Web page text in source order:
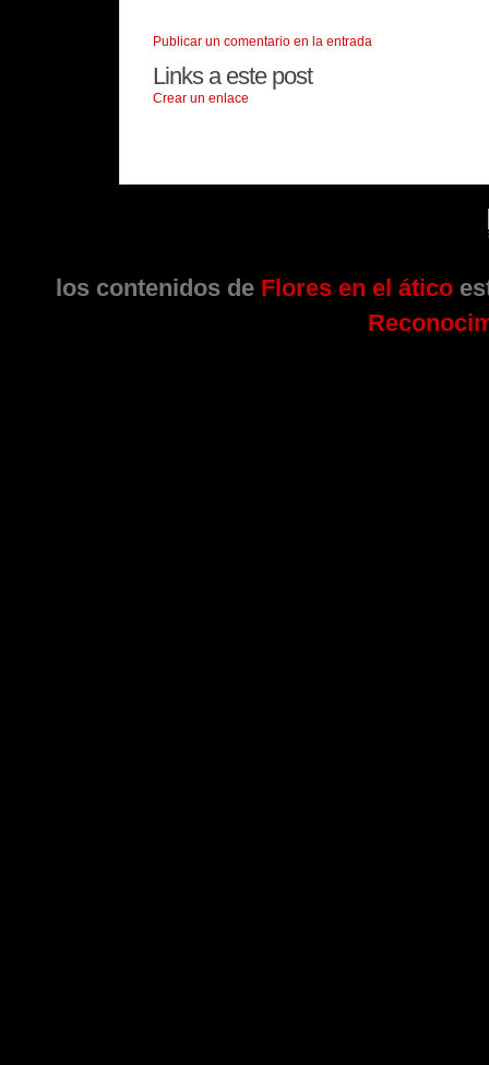
Publicar un comentario en la entrada
Links a este post
Crear un enlace
los contenidos de Flores en el ático